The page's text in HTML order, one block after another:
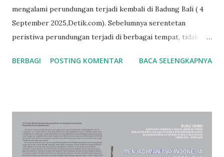
mengalami perundungan terjadi kembali di Badung Bali ( 4
September 2025,Detik.com). Sebelumnya serentetan
peristiwa perundungan terjadi di berbagai tempat, tidak
ditimbulkan menyebabkan kematian. Perundungan diakui
adalah Peraturan Menteri Pendidikan, Kebudayaan, Riset,
dan Teknologi yang mengatur tentang pencegahan dan
penanganan kekerasan di lingkungan satuan pendidikan.
BERBAGI POSTING KOMENTAR BACA SELENGKAPNYA